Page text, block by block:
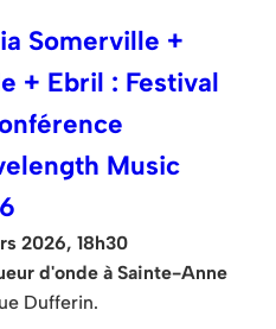
Somerville +
+ Ebril : Festival
Music
2026, 18h30
d'onde à Sainte-Anne
Dufferin.